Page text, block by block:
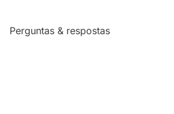
Perguntas & respostas